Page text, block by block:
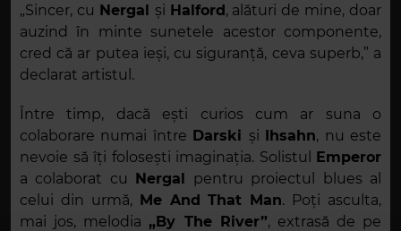
„Sincer, cu Nergal și Halford, alături de mine, doar
auzind în minte sunetele acestor componente,
cred că ar putea ieși, cu siguranță, ceva superb,” a
declarat artistul.
Între timp, dacă ești curios cum ar suna o
colaborare numai între Darski și Ihsahn, nu este
nevoie să îți folosești imaginația. Solistul Emperor
a colaborat cu Nergal pentru proiectul blues al
celui din urmă, Me And That Man. Poți asculta,
mai jos, melodia„By The River”, extrasă de pe